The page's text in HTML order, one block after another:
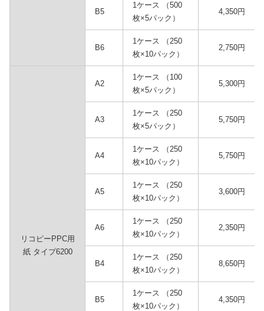
B5
1ケース （500
枚×5パック）
4,350円
B6
1ケース （250
枚×10パック）
2,750円
リコピーPPC用
紙 タイプ6200
A2
1ケース （100
枚×5パック）
5,300円
A3
1ケース （250
枚×5パック）
5,750円
A4
1ケース （250
枚×10パック）
5,750円
A5
1ケース （250
枚×10パック）
3,600円
A6
1ケース （250
枚×10パック）
2,350円
B4
1ケース （250
枚×10パック）
8,650円
B5
1ケース （250
枚×10パック）
4,350円